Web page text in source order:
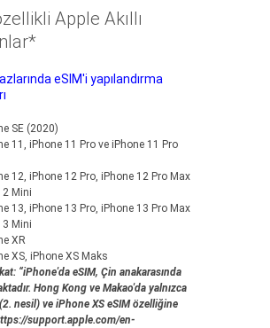
Apple Akıllı
eSIM'i yapılandırma
SE (2020)
11, iPhone 11 Pro ve iPhone 11 Pro
12, iPhone 12 Pro, iPhone 12 Pro Max
Mini
13, iPhone 13 Pro, iPhone 13 Pro Max
Mini
XR
XS, iPhone XS Maks
“iPhone'da eSIM, Çin anakarasında
Hong Kong ve Makao'da yalnızca
nesil) ve iPhone XS eSIM özelliğine
support.apple.com/en-